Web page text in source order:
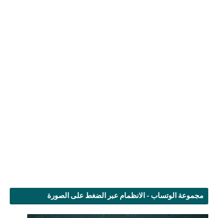
مجموعة الوتساب - الانظمام عبر الضغط على الصورة